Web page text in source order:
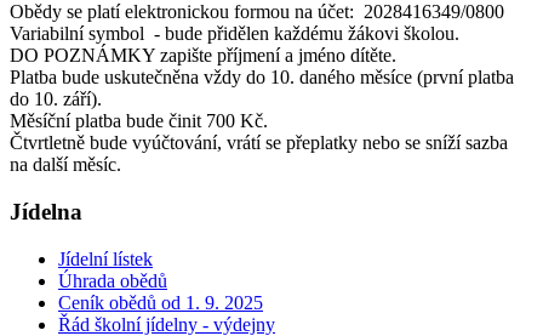
Obědy se platí elektronickou formou na účet: 2028416349/0800
Variabilní symbol - bude přidělen každému žákovi školou.
DO POZNÁMKY zapište příjmení a jméno dítěte.
Platba bude uskutečněna vždy do 10. daného měsíce (první platba
do 10. září).
Měsíční platba bude činit 700 Kč.
Čtvrtletně bude vyúčtování, vrátí se přeplatky nebo se sníží sazba
na další měsíc.
Jídelna
Jídelní lístek
Úhrada obědů
Ceník obědů od 1. 9. 2025
Řád školní jídelny - výdejny